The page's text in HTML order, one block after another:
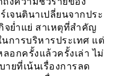
จนตินาเปลี่ยนจากประ
จย่ำแย่ สาเหตุที่สำคัญ
การบริหารประเทศ แต่
อกครั้งแล้วครั้งเล่า ไม่
ยที่เน้นเรื่องการลด